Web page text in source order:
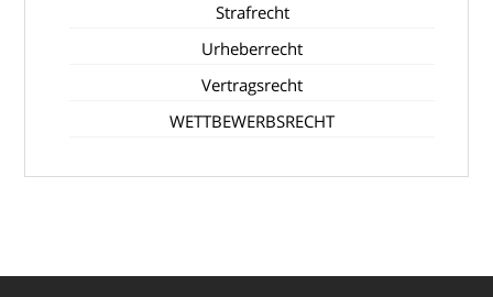
Strafrecht
Urheberrecht
Vertragsrecht
WETTBEWERBSRECHT